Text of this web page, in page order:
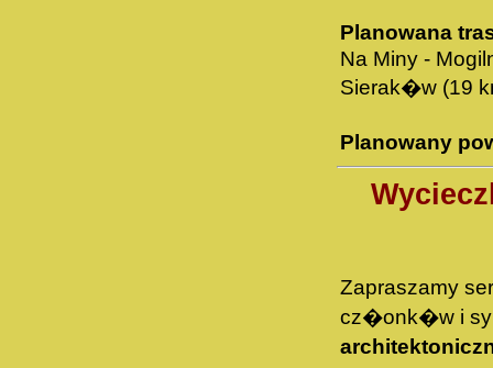
Planowana
Na Miny -
Sierak�w (19
Planowany
Zapraszamy
cz�onk�w i